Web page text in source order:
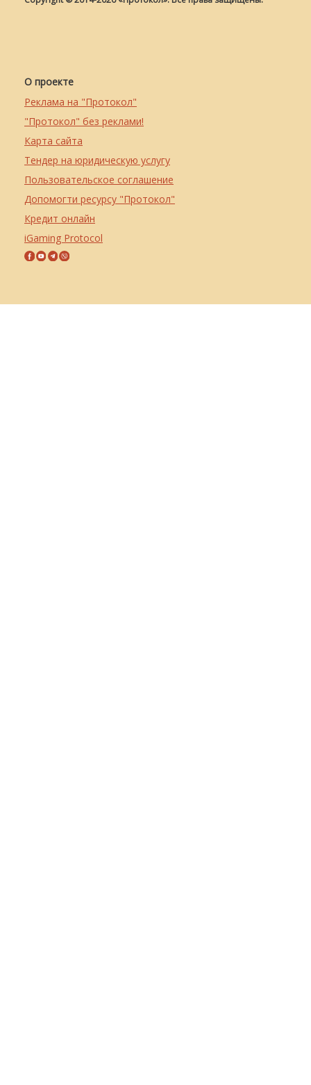
О проекте
Реклама на "Протокол"
"Протокол" без реклами!
Карта сайта
Тендер на юридическую услугу
Пользовательское соглашение
Допомогти ресурсу "Протокол"
Кредит онлайн
iGaming Protocol